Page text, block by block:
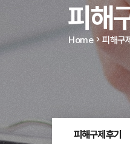
피해
Home 피해구
피해구제후기